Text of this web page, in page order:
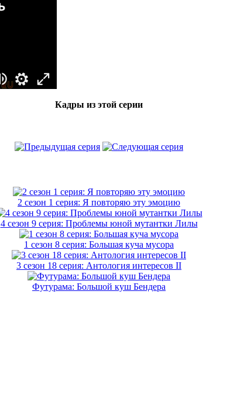
Кадры из этой серии
2 сезон 1 серия: Я повторяю эту эмоцию
4 сезон 9 серия: Проблемы юной мутантки Лилы
1 сезон 8 серия: Большая куча мусора
3 сезон 18 серия: Антология интересов II
Футурама: Большой куш Бендера